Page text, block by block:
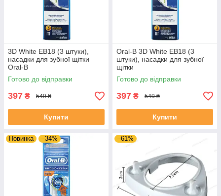
3D White EB18 (3 штуки),
насадки для зубної щітки
Oral-B
Готово до відправки
397 ₴ 549 ₴
Купити
Oral-B 3D White EB18 (3
штуки), насадки для зубної
щітки
Готово до відправки
397 ₴ 549 ₴
Купити
Новинка –34% –61%